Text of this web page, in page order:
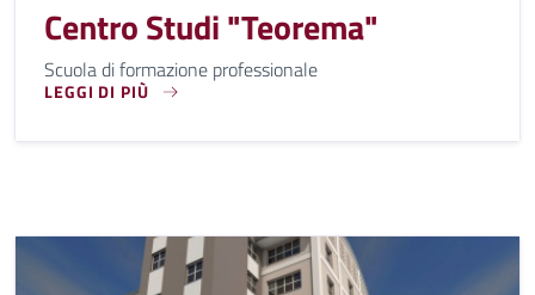
Centro Studi "Teorema"
Scuola di formazione professionale
LEGGI DI PIÙ
SCUOLA DI FORMAZIONE PROFESSIONALE